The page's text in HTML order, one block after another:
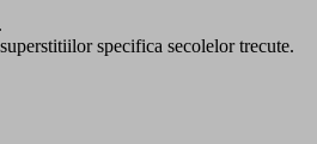
specifica secolelor trecute.